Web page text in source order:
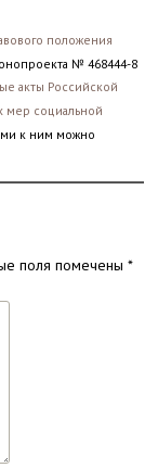
положения
№ 468444-8
акты Российской
мер социальной
к ним можно
поля помечены *